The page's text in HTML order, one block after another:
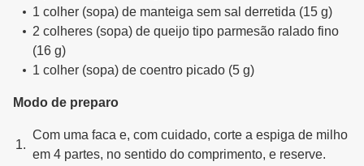
1 colher (sopa) de manteiga sem sal derretida (15 g)
2 colheres (sopa) de queijo tipo parmesão ralado fino
(16 g)
1 colher (sopa) de coentro picado (5 g)
Modo de preparo
Com uma faca e, com cuidado, corte a espiga de milho
em 4 partes, no sentido do comprimento, e reserve.